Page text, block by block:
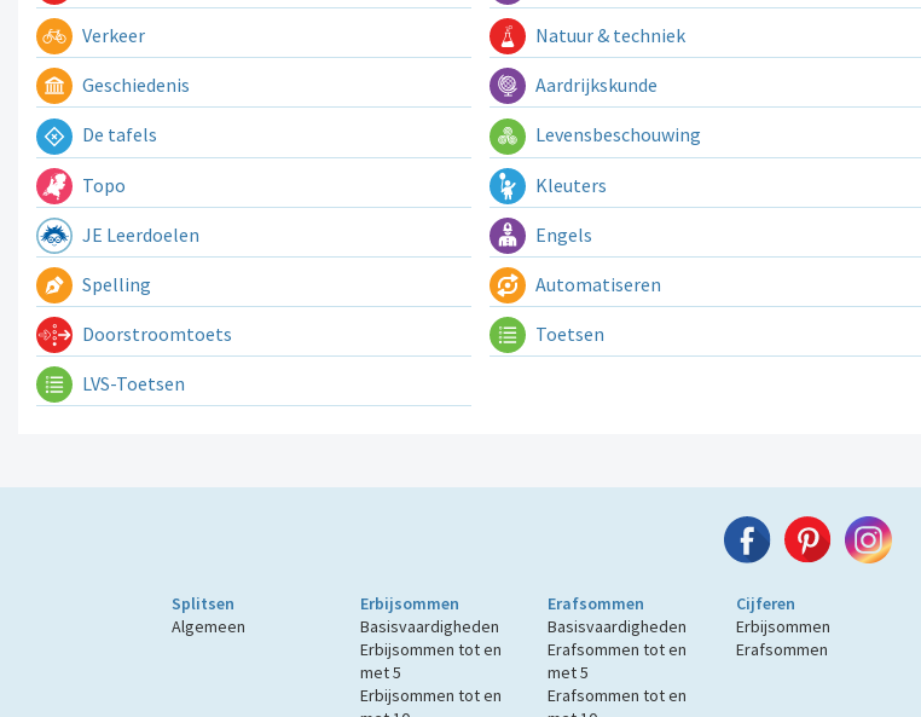
Verkeer Natuur & techniek
Geschiedenis Aardrijkskunde
De tafels Levensbeschouwing
Topo Kleuters
JE Leerdoelen Engels
Spelling Automatiseren
Doorstroomtoets Toetsen
LVS-Toetsen
Splitsen
Algemeen
Erbijsommen
Basisvaardigheden
Erbijsommen tot en
met 5
Erbijsommen tot en
Erafsommen
Basisvaardigheden
Erafsommen tot en
met 5
Erafsommen tot en
Cijferen
Erbijsommen
Erafsommen